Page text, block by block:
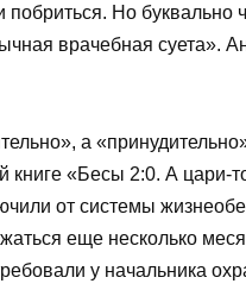
Но буквально
врачебная суета».
а
книге «Бесы 2:0. А цари-
от системы
еще несколько
у начальника